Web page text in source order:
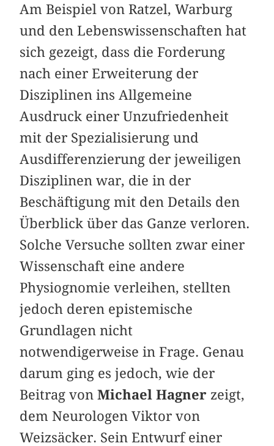
Am Beispiel von Ratzel, Warburg
und den Lebenswissenschaften hat
sich gezeigt, dass die Forderung
nach einer Erweiterung der
Disziplinen ins Allgemeine
Ausdruck einer Unzufriedenheit
mit der Spezialisierung und
Ausdifferenzierung der jeweiligen
Disziplinen war, die in der
Beschäftigung mit den Details den
Überblick über das Ganze verloren.
Solche Versuche sollten zwar einer
Wissenschaft eine andere
Physiognomie verleihen, stellten
jedoch deren epistemische
Grundlagen nicht
notwendigerweise in Frage. Genau
darum ging es jedoch, wie der
Beitrag vonMichael Hagner zeigt,
dem Neurologen Viktor von
Weizsäcker. Sein Entwurf einer